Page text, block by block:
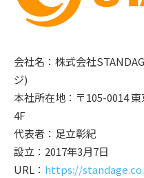
会社名：株式会社
ジ)
本社所在地：〒105-0014
4F
代表者：足立彰紀
設立：2017年3月7日
URL： https://